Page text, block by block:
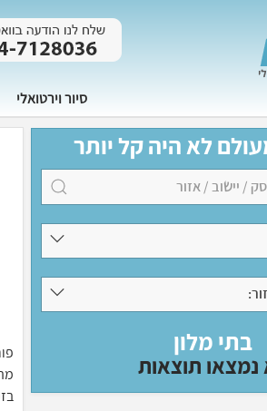
סיור וירטואלי
לא היה קל יותר
בתי מלון
נמצאו תוצאות